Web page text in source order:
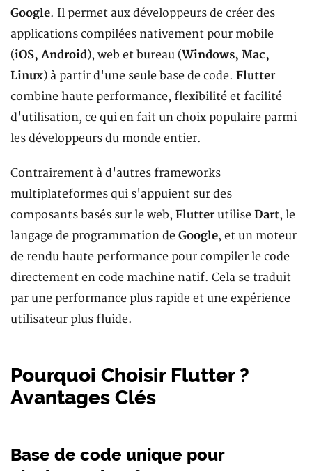
Google. Il permet aux développeurs de créer des
applications compilées nativement pour mobile
(iOS, Android), web et bureau (Windows, Mac,
Linux) à partir d'une seule base de code. Flutter
combine haute performance, flexibilité et facilité
d'utilisation, ce qui en fait un choix populaire parmi
les développeurs du monde entier.
Contrairement à d'autres frameworks
multiplateformes qui s'appuient sur des
composants basés sur le web, Flutter utilise Dart, le
langage de programmation de Google, et un moteur
de rendu haute performance pour compiler le code
directement en code machine natif. Cela se traduit
par une performance plus rapide et une expérience
utilisateur plus fluide.
Pourquoi Choisir Flutter ?
Avantages Clés
Base de code unique pour